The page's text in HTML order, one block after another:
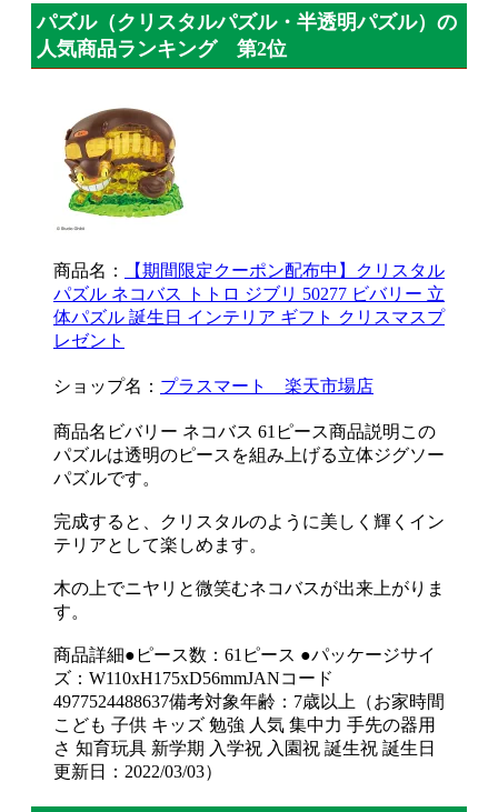
パズル（クリスタルパズル・半透明パズル）の
人気商品ランキング 第2位
商品名：
【期間限定クーポン配布中】クリスタル
パズル ネコバス トトロ ジブリ 50277 ビバリー 立
体パズル 誕生日 インテリア ギフト クリスマスプ
レゼント
ショップ名： プラスマート 楽天市場店
商品名ビバリー ネコバス 61ピース商品説明この
パズルは透明のピースを組み上げる立体ジグソー
パズルです。
完成すると、クリスタルのように美しく輝くイン
テリアとして楽しめます。
木の上でニヤリと微笑むネコバスが出来上がりま
す。
商品詳細●ピース数：61ピース ●パッケージサイ
ズ：W110xH175xD56mmJANコード
4977524488637備考対象年齢：7歳以上（お家時間
こども 子供 キッズ 勉強 人気 集中力 手先の器用
さ 知育玩具 新学期 入学祝 入園祝 誕生祝 誕生日
更新日：2022/03/03）